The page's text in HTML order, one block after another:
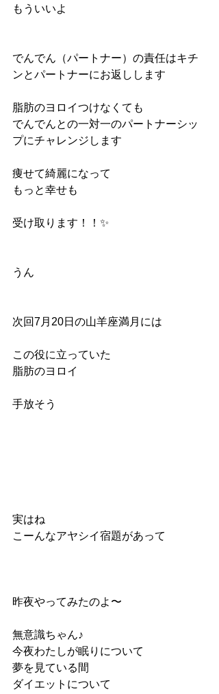
もういいよ
でんでん（パートナー）の責任はキチ
ンとパートナーにお返しします
脂肪のヨロイつけなくても
でんでんとの一対一のパートナーシッ
プにチャレンジします
痩せて綺麗になって
もっと幸せも
受け取ります！！✨
うん
次回7月20日の山羊座満月には
この役に立っていた
脂肪のヨロイ
手放そう
実はね
こーんなアヤシイ宿題があって
昨夜やってみたのよ〜
無意識ちゃん♪
今夜わたしが眠りについて
夢を見ている間
ダイエットについて